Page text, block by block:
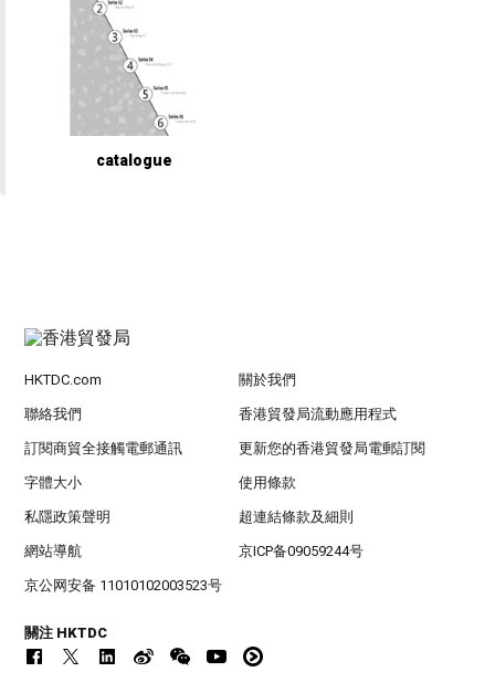
catalogue
HKTDC.com 關於我們
聯絡我們 香港貿發局流動應用程式
訂閱商貿全接觸電郵通訊 更新您的香港貿發局電郵訂閱
字體大小 使用條款
私隱政策聲明 超連結條款及細則
網站導航 京ICP备09059244号
京公网安备 11010102003523号
關注 HKTDC